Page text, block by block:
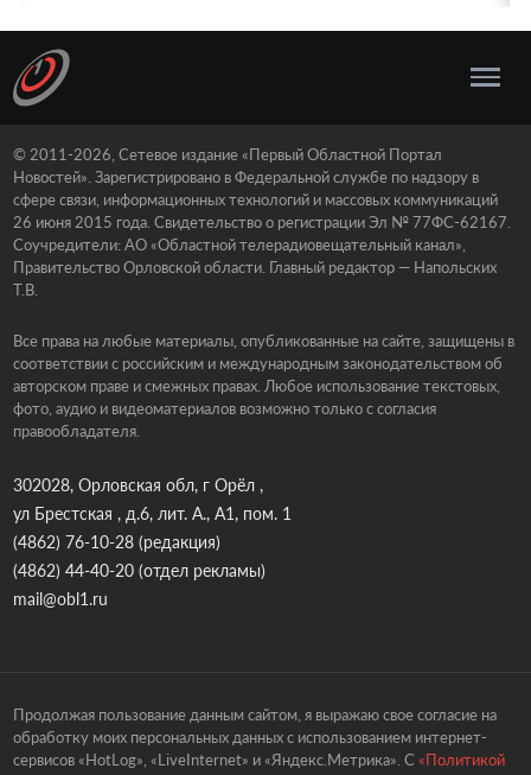
© 2011-2026, Сетевое издание «Первый Областной Портал
Новостей». Зарегистрировано в Федеральной службе по надзору в
сфере связи, информационных технологий и массовых коммуникаций
26 июня 2015 года. Свидетельство о регистрации Эл № 77ФС-62167.
Соучредители: АО «Областной телерадиовещательный канал»,
Правительство Орловской области. Главный редактор — Напольских
Т.В.
Все права на любые материалы, опубликованные на сайте, защищены в
соответствии с российским и международным законодательством об
авторском праве и смежных правах. Любое использование текстовых,
фото, аудио и видеоматериалов возможно только с согласия
правообладателя.
302028, Орловская обл, г Орёл ,
ул Брестская , д.6, лит. А., А1, пом. 1
(4862) 76-10-28(редакция)
(4862) 44-40-20(отдел рекламы)
mail@obl1.ru
Продолжая пользование данным сайтом, я выражаю свое согласие на
обработку моих персональных данных с использованием интернет-
сервисов «HotLog», «LiveInternet» и «Яндекс.Метрика». С «Политикой